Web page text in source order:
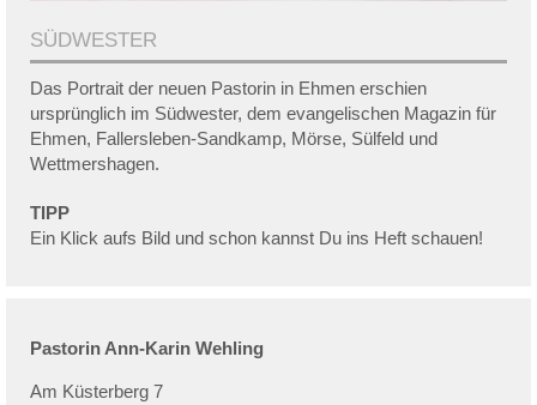
SÜDWESTER
Das Portrait der neuen Pastorin in Ehmen erschien
ursprünglich im Südwester, dem evangelischen Magazin für
Ehmen, Fallersleben-Sandkamp, Mörse, Sülfeld und
Wettmershagen.
TIPP
Ein Klick aufs Bild und schon kannst Du ins Heft schauen!
Pastorin Ann-Karin Wehling
Am Küsterberg 7